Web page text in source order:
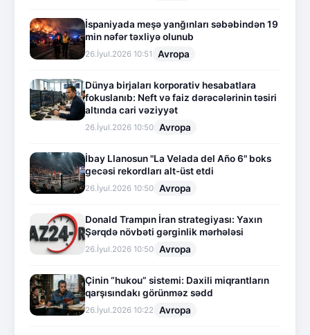
İspaniyada meşə yanğınları səbəbindən 19
min nəfər təxliyə olunub
26.İyul.2026 10:51 Avropa
Dünya birjaları korporativ hesabatlara
fokuslanıb: Neft və faiz dərəcələrinin təsiri
altında cari vəziyyət
26.İyul.2026 10:50 Avropa
İbay Llanosun "La Velada del Año 6" boks
gecəsi rekordları alt-üst etdi
26.İyul.2026 10:50 Avropa
Donald Trampın İran strategiyası: Yaxın
Şərqdə növbəti gərginlik mərhələsi
26.İyul.2026 10:50 Avropa
Çinin “hukou” sistemi: Daxili miqrantların
qarşısındakı görünməz sədd
26.İyul.2026 10:22 Avropa